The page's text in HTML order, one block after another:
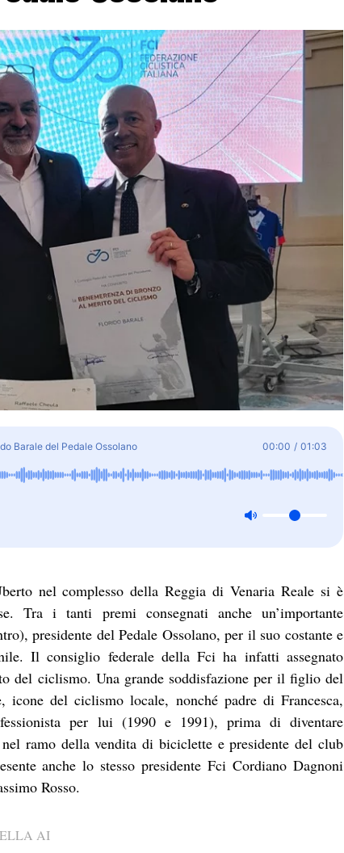
Barale del Pedale Ossolano 00:00 / 01:03
nel complesso della Reggia di Venaria Reale si è
Tra i tanti premi consegnati anche un’importante
presidente del Pedale Ossolano, per il suo costante e
Il consiglio federale della Fci ha infatti assegnato
del ciclismo. Una grande soddisfazione per il figlio del
icone del ciclismo locale, nonché padre di Francesca,
per lui (1990 e 1991), prima di diventare
ramo della vendita di biciclette e presidente del club
anche lo stesso presidente Fci Cordiano Dagnoni
Rosso.
AI